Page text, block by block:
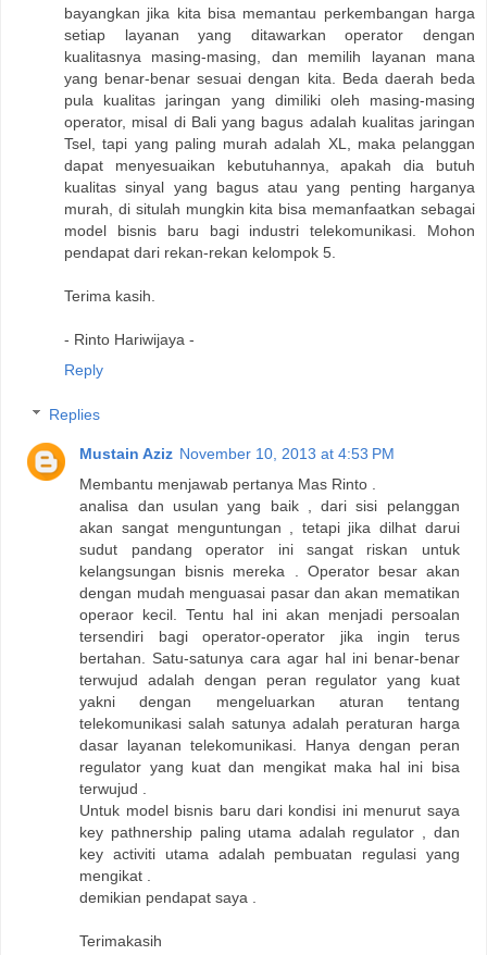
bayangkan jika kita bisa memantau perkembangan harga
setiap layanan yang ditawarkan operator dengan
kualitasnya masing-masing, dan memilih layanan mana
yang benar-benar sesuai dengan kita. Beda daerah beda
pula kualitas jaringan yang dimiliki oleh masing-masing
operator, misal di Bali yang bagus adalah kualitas jaringan
Tsel, tapi yang paling murah adalah XL, maka pelanggan
dapat menyesuaikan kebutuhannya, apakah dia butuh
kualitas sinyal yang bagus atau yang penting harganya
murah, di situlah mungkin kita bisa memanfaatkan sebagai
model bisnis baru bagi industri telekomunikasi. Mohon
pendapat dari rekan-rekan kelompok 5.
Terima kasih.
- Rinto Hariwijaya -
Reply
Replies
Mustain Aziz November 10, 2013 at 4:53 PM
Membantu menjawab pertanya Mas Rinto .
analisa dan usulan yang baik , dari sisi pelanggan
akan sangat menguntungan , tetapi jika dilhat darui
sudut pandang operator ini sangat riskan untuk
kelangsungan bisnis mereka . Operator besar akan
dengan mudah menguasai pasar dan akan mematikan
operaor kecil. Tentu hal ini akan menjadi persoalan
tersendiri bagi operator-operator jika ingin terus
bertahan. Satu-satunya cara agar hal ini benar-benar
terwujud adalah dengan peran regulator yang kuat
yakni dengan mengeluarkan aturan tentang
telekomunikasi salah satunya adalah peraturan harga
dasar layanan telekomunikasi. Hanya dengan peran
regulator yang kuat dan mengikat maka hal ini bisa
terwujud .
Untuk model bisnis baru dari kondisi ini menurut saya
key pathnership paling utama adalah regulator , dan
key activiti utama adalah pembuatan regulasi yang
mengikat .
demikian pendapat saya .
Terimakasih